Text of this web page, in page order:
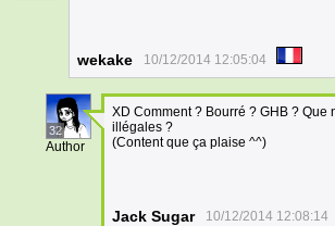
wekake 10/12/2014 12:05:04
32
Author
XD Comment ? Bourré ? GHB ?
illégales ?
(Content que ça plaise ^^)
Jack Sugar 10/12/2014 12:08:14